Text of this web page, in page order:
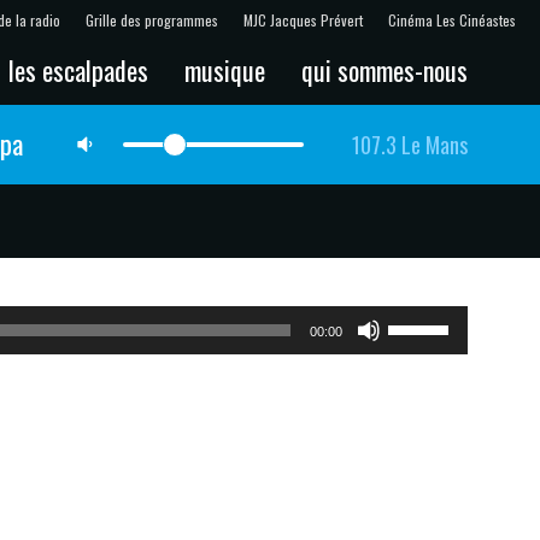
la radio Grille des programmes MJC Jacques Prévert Cinéma Les Cinéastes
les escalpades musique qui sommes-nous
107.3 Le Mans
00:00